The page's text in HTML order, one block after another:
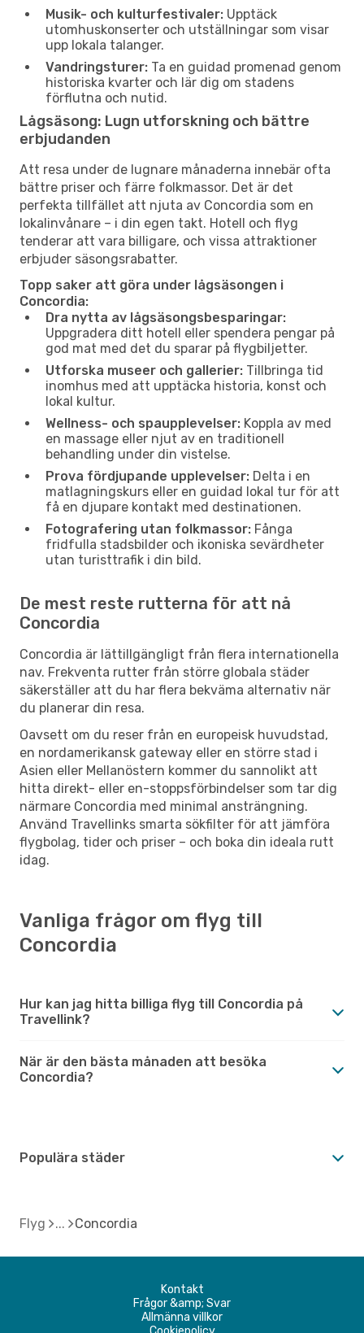
Musik- och kulturfestivaler: Upptäck
utomhuskonserter och utställningar som visar
upp lokala talanger.
Vandringsturer: Ta en guidad promenad genom
historiska kvarter och lär dig om stadens
förflutna och nutid.
Lågsäsong: Lugn utforskning och bättre
erbjudanden
Att resa under de lugnare månaderna innebär ofta
bättre priser och färre folkmassor. Det är det
perfekta tillfället att njuta av Concordia som en
lokalinvånare – i din egen takt. Hotell och flyg
tenderar att vara billigare, och vissa attraktioner
erbjuder säsongsrabatter.
Topp saker att göra under lågsäsongen i
Concordia:
Dra nytta av lågsäsongsbesparingar:
Uppgradera ditt hotell eller spendera pengar på
god mat med det du sparar på flygbiljetter.
Utforska museer och gallerier: Tillbringa tid
inomhus med att upptäcka historia, konst och
lokal kultur.
Wellness- och spaupplevelser: Koppla av med
en massage eller njut av en traditionell
behandling under din vistelse.
Prova fördjupande upplevelser: Delta i en
matlagningskurs eller en guidad lokal tur för att
få en djupare kontakt med destinationen.
Fotografering utan folkmassor: Fånga
fridfulla stadsbilder och ikoniska sevärdheter
utan turisttrafik i din bild.
De mest reste rutterna för att nå
Concordia
Concordia är lättillgängligt från flera internationella
nav. Frekventa rutter från större globala städer
säkerställer att du har flera bekväma alternativ när
du planerar din resa.
Oavsett om du reser från en europeisk huvudstad,
en nordamerikansk gateway eller en större stad i
Asien eller Mellanöstern kommer du sannolikt att
hitta direkt- eller en-stoppsförbindelser som tar dig
närmare Concordia med minimal ansträngning.
Använd Travellinks smarta sökfilter för att jämföra
flygbolag, tider och priser – och boka din ideala rutt
idag.
Vanliga frågor om flyg till
Concordia
Hur kan jag hitta billiga flyg till Concordia på
Travellink?
När är den bästa månaden att besöka
Concordia?
Populära städer
Flyg Concordia
Kontakt
Frågor &amp; Svar
Allmänna villkor